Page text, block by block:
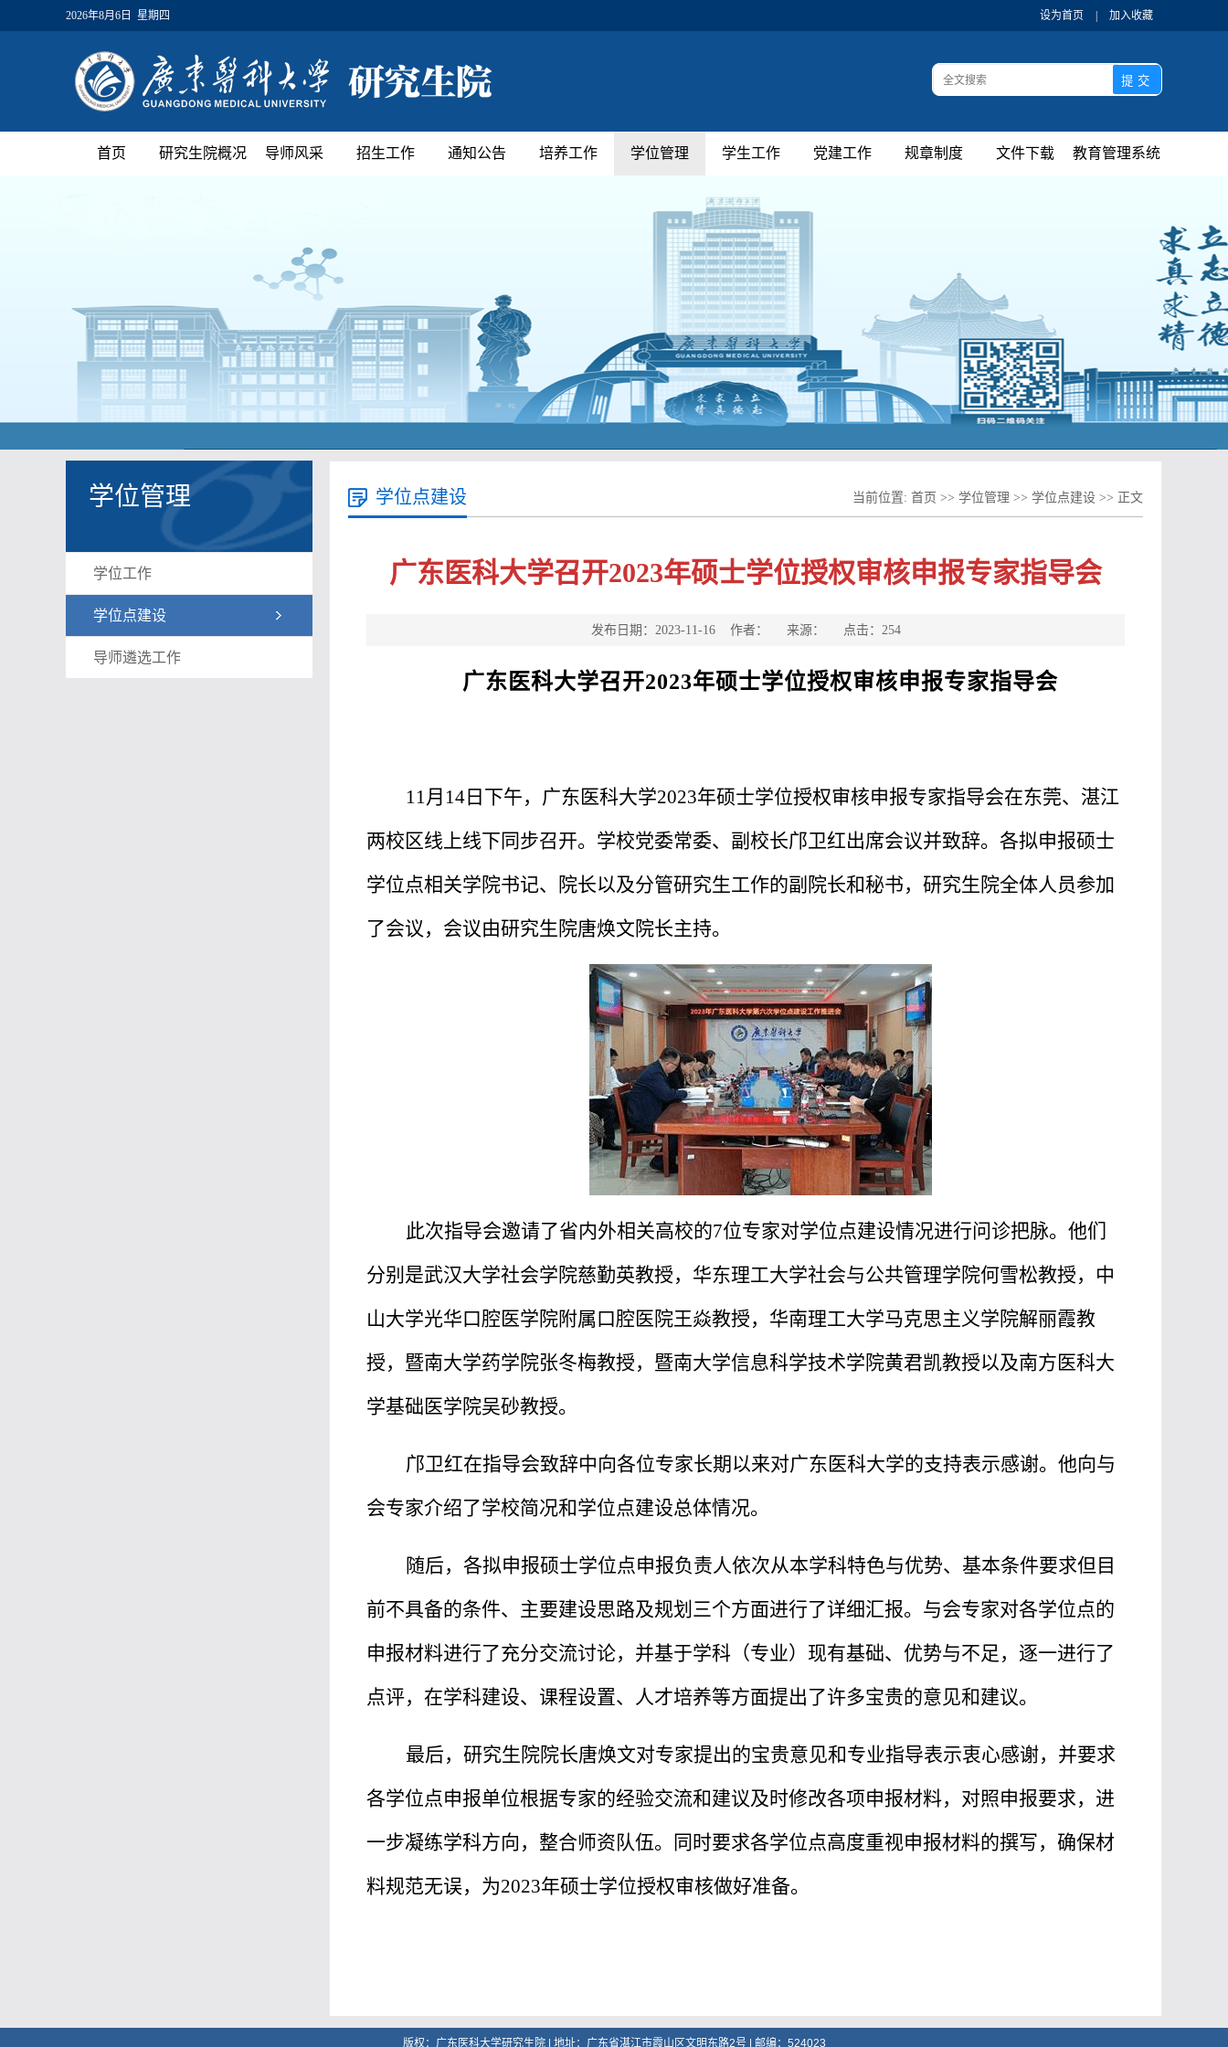
2026年8月6日 星期四 设为首页 加入收藏
首页 研究生院概况 导师风采 招生工作 通知公告 培养工作 学位管理 学生工作 党建工作 规章制度 文件下载 教育管理系统
学位管理
学位工作
学位点建设
导师遴选工作
学位点建设 当前位置: 首页 >> 学位管理 >> 学位点建设 >> 正文
广东医科大学召开2023年硕士学位授权审核申报专家指导会
发布日期：2023-11-16 作者： 来源： 点击： 254
广东医科大学召开2023年硕士学位授权审核申报专家指导会
11月 14 日下午，广东医科大学2023年硕士学位授权审核申报专家指导会在东莞、湛江
两校区线上线下同步召开。学校党委常委、副校长邝卫红出席会议并致辞。各拟申报硕士
学位点相关学院书记、院长以及分管研究生工作的副院长和秘书，研究生院全体人员参加
了会议，会议由研究生院唐焕文院长主持。
此次指导会邀请了省内外相关高校的7位专家对学位点建设情况进行问诊把脉。他们
分别是武汉大学社会学院慈勤英教授，华东理工大学社会与公共管理学院何雪松教授，中
山大学光华口腔医学院附属口腔医院王焱教授，华南理工大学马克思主义学院解丽霞教
授，暨南大学药学院张冬梅教授，暨南大学信息科学技术学院黄君凯教授以及南方医科大
学基础医学院吴砂教授。
邝卫红在指导会致辞中向各位专家长期以来对广东医科大学的支持表示感谢。他向与
会专家介绍了学校简况和学位点建设总体情况。
随后，各拟申报硕士学位点申报负责人依次从本学科特色与优势、基本条件要求但目
前不具备的条件、主要建设思路及规划三个方面进行了详细汇报。与会专家对各学位点的
申报材料进行了充分交流讨论，并基于学科（专业）现有基础、优势与不足，逐一进行了
点评，在学科建设、课程设置、人才培养等方面提出了许多宝贵的意见和建议。
最后，研究生院院长唐焕文对专家提出的宝贵意见和专业指导表示衷心感谢，并要求
各学位点申报单位根据专家的经验交流和建议及时修改各项申报材料，对照申报要求，进
一步凝练学科方向，整合师资队伍。同时要求各学位点高度重视申报材料的撰写，确保材
料规范无误，为2023年硕士学位授权审核做好准备。
版权：广东医科大学研究生院 | 地址：广东省湛江市霞山区文明东路2号 | 邮编：524023